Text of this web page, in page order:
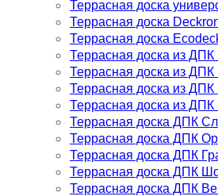
Террасная доска
Террасная доска
Террасная доска
Террасная доска из
Террасная доска из
Террасная доска из
Террасная доска из
Террасная доска ДПК
Террасная доска ДПК
Террасная доска ДПК
Террасная доска ДПК
Террасная доска ДПК